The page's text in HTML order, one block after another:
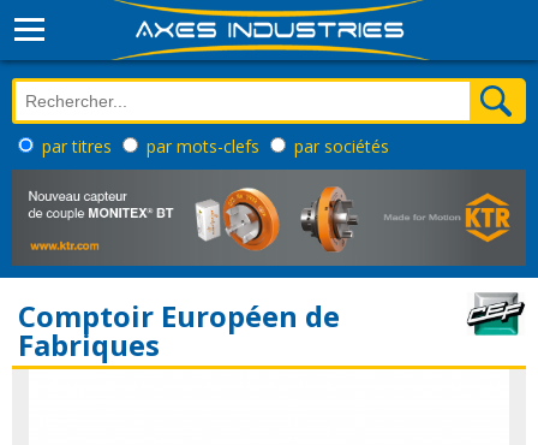
par titres par mots-clefs par sociétés
Comptoir Européen de
Fabriques